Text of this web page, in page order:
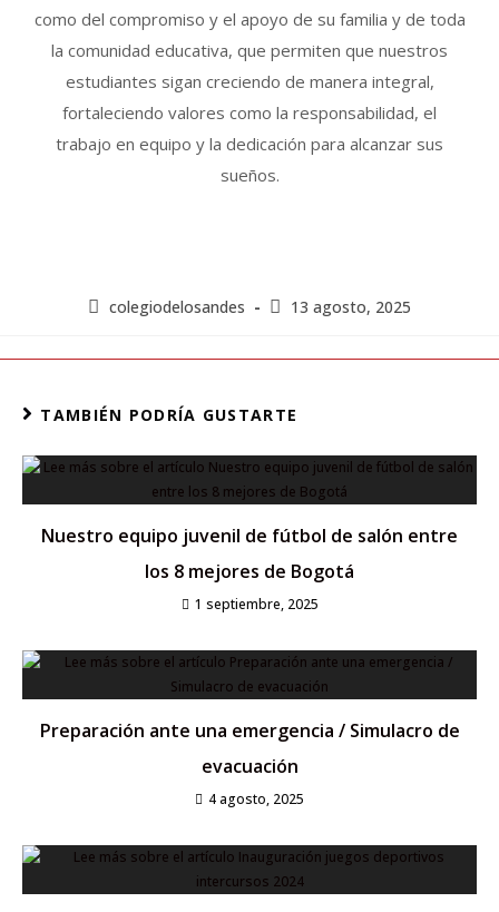
como del compromiso y el apoyo de su familia y de toda
la comunidad educativa, que permiten que nuestros
estudiantes sigan creciendo de manera integral,
fortaleciendo valores como la responsabilidad, el
trabajo en equipo y la dedicación para alcanzar sus
sueños.
colegiodelosandes 13 agosto, 2025
TAMBIÉN PODRÍA GUSTARTE
Nuestro equipo juvenil de fútbol de salón entre
los 8 mejores de Bogotá
1 septiembre, 2025
Preparación ante una emergencia / Simulacro de
evacuación
4 agosto, 2025